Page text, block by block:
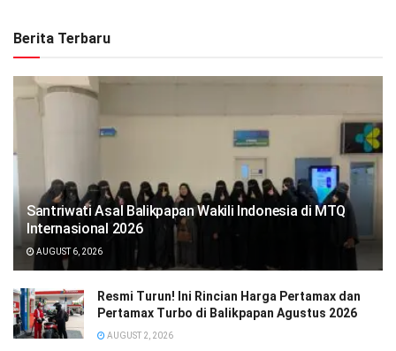
Berita Terbaru
Santriwati Asal Balikpapan Wakili Indonesia di MTQ
Internasional 2026
AUGUST 6, 2026
Resmi Turun! Ini Rincian Harga Pertamax dan
Pertamax Turbo di Balikpapan Agustus 2026
AUGUST 2, 2026